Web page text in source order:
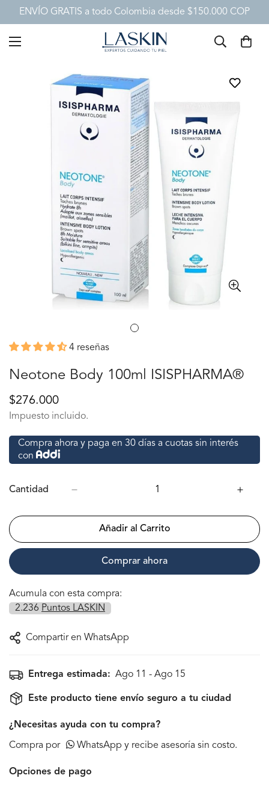
ENVÍO GRATIS a todo Colombia desde $150.000 COP
4 reseñas
Neotone Body 100ml ISISPHARMA®
Precio
regular
$276.000
Impuesto incluido.
Compra ahora y paga en 30 días a cuotas sin interés
con
Cantidad
Añadir al Carrito
Comprar ahora
Acumula con esta compra:
2.236 Puntos LASKIN
Compartir en WhatsApp
Entrega estimada: Ago 11 - Ago 15
Este producto tiene envío seguro a tu ciudad
¿Necesitas ayuda con tu compra?
Compra por WhatsApp y recibe asesoría sin costo.
Opciones de pago